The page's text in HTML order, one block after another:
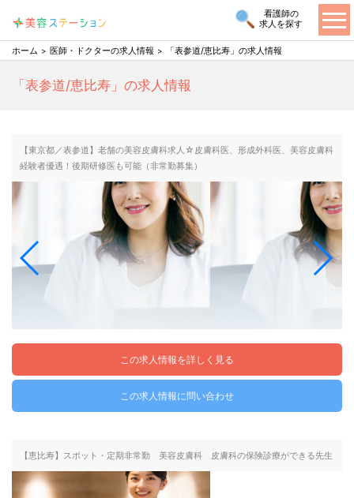
看護師の
求人を探す
ホーム 医師・ドクターの求人情報 「表参道/恵比寿」の求人情報
「表参道/恵比寿」の求人情報
【東京都／表参道】老舗の美容皮膚科求人☆皮膚科医、形成外科医、美容皮膚科
経験者優遇！後期研修医も可能（非常勤募集）
この求人情報を詳しく見る
この求人情報に問い合わせ
【恵比寿】スポット・定期非常勤 美容皮膚科 皮膚科の保険診療ができる先生